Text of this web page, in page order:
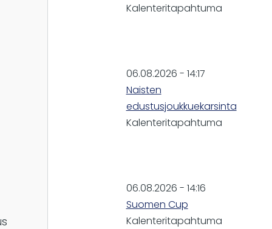
Kalenteritapahtuma
06.08.2026 - 14:17
Naisten
edustusjoukkuekarsinta
Kalenteritapahtuma
06.08.2026 - 14:16
Suomen Cup
Kalenteritapahtuma